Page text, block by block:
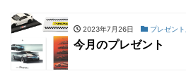
2023年7月26日 プレゼン
今月のプレゼント